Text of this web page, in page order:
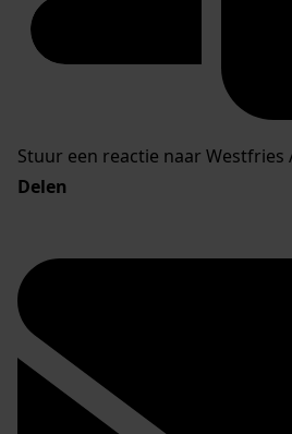
Stuur een reactie naar Westfries
Delen